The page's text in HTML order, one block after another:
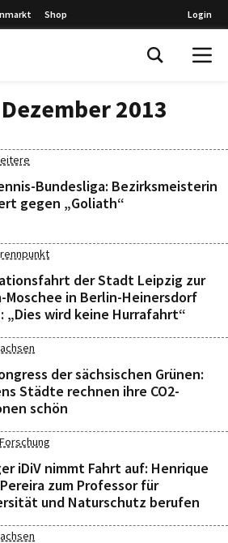
Shop Login
2013
Bundesliga: Bezirksmeisterin
gegen „Goliath“
der Stadt Leipzig zur
Moschee in Berlin-Heinersdorf
„Dies wird keine Hurrafahrt“
der sächsischen Grünen:
Städte rechnen ihre CO2-
schön
Forschung
iDiV nimmt Fahrt auf: Henrique
zum Professor für
und Naturschutz berufen